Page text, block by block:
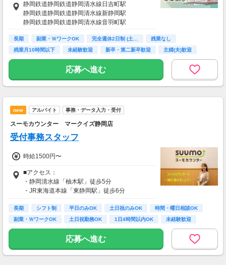
kkw_bcov2106
静岡鉄道静岡鉄道静岡清水線日吉町駅
静岡鉄道静岡鉄道静岡清水線新静岡駅
静岡鉄道静岡鉄道静岡清水線音羽町駅
長期 副業・ＷワークOK 完全週休2日制 (土…
残業なし
残業月10時間以下
未経験歓迎 新卒・第二新卒歓迎
主婦(夫)歓迎
シニア歓迎
応募へ進む
new アルバイト 事務・データ入力・受付
スーモカウンター マークイズ静岡店
受付事務スタッフ
時給1500円〜
■アクセス：
・静岡清水線「柚木駅」徒歩5分
・JR東海道本線「東静岡駅」徒歩6分
・静岡清水線「長沼駅」徒歩10分
＊交通費全額支給
長期 シフト制 平日のみOK 土日祝のみOK
時間・曜日相談OK
副業・ＷワークOK
土日祝勤務OK 1日4時間以内OK 未経験歓迎
応募へ進む